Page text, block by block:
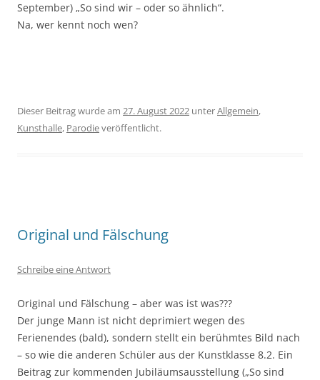
September) „So sind wir – oder so ähnlich“.
Na, wer kennt noch wen?
Dieser Beitrag wurde am 27. August 2022 unterAllgemein,
Kunsthalle, Parodieveröffentlicht.
Original und Fälschung
Schreibe eine Antwort
Original und Fälschung – aber was ist was???
Der junge Mann ist nicht deprimiert wegen des
Ferienendes (bald), sondern stellt ein berühmtes Bild nach
– so wie die anderen Schüler aus der Kunstklasse 8.2. Ein
Beitrag zur kommenden Jubiläumsausstellung („So sind